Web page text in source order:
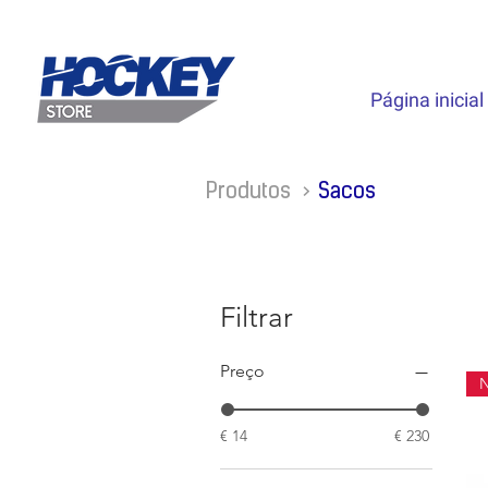
Página inicial
Produtos > Sacos
Filtrar
Preço
€ 14 € 230